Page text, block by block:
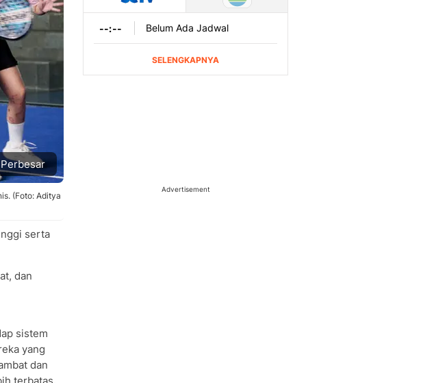
Perbesar
(Foto: Aditya
serta
dan
sistem
yang
dan
Advertisement